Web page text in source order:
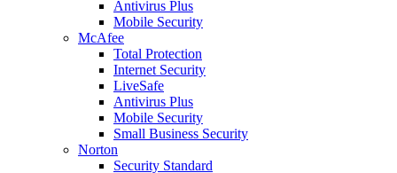
Antivirus Plus
Mobile Security
McAfee
Total Protection
Internet Security
LiveSafe
Antivirus Plus
Mobile Security
Small Business Security
Norton
Security Standard